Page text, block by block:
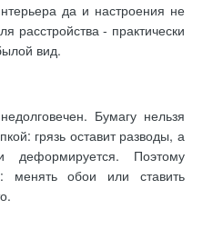
да и настроения не
расстройства - практически
вид.
Бумагу нельзя
грязь оставит разводы, а
деформируется. Поэтому
менять обои или ставить